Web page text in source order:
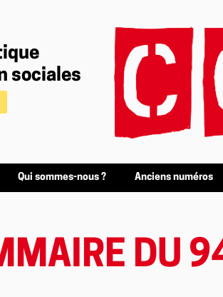
sociales
Qui sommes-nous ? Anciens numéros
DU